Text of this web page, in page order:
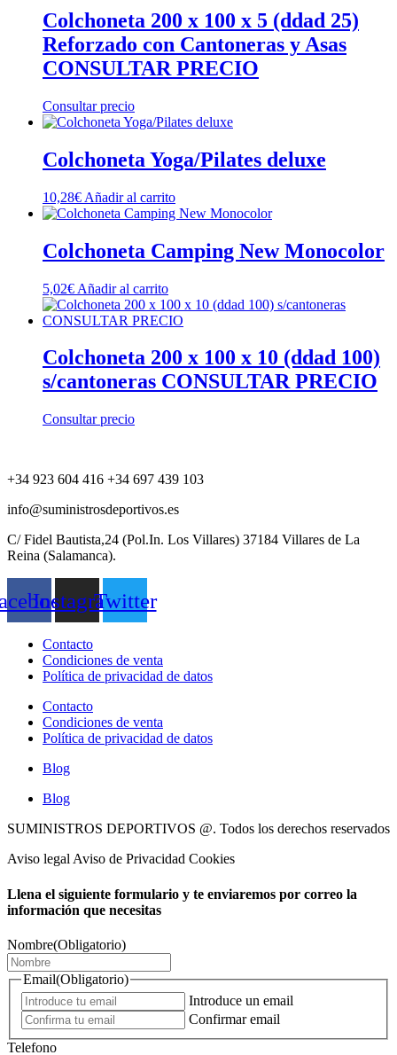
Colchoneta 200 x 100 x 5 (ddad 25)
Reforzado con Cantoneras y Asas
CONSULTAR PRECIO
Consultar precio
Colchoneta Yoga/Pilates deluxe
10,28€ Añadir al carrito
Colchoneta Camping New Monocolor
5,02€ Añadir al carrito
Colchoneta 200 x 100 x 10 (ddad 100)
s/cantoneras CONSULTAR PRECIO
Consultar precio
+34 923 604 416 +34 697 439 103
info@suministrosdeportivos.es
C/ Fidel Bautista,24 (Pol.In. Los Villares) 37184 Villares de La
Reina (Salamanca).
InstagramTwitter
Contacto
Condiciones de venta
Política de privacidad de datos
Contacto
Condiciones de venta
Política de privacidad de datos
Blog
Blog
SUMINISTROS DEPORTIVOS @. Todos los derechos reservados
Aviso legal Aviso de Privacidad Cookies
Llena el siguiente formulario y te enviaremos por correo la
información que necesitas
Nombre(Obligatorio)
Email(Obligatorio)
Introduce un email
Confirmar email
Telefono